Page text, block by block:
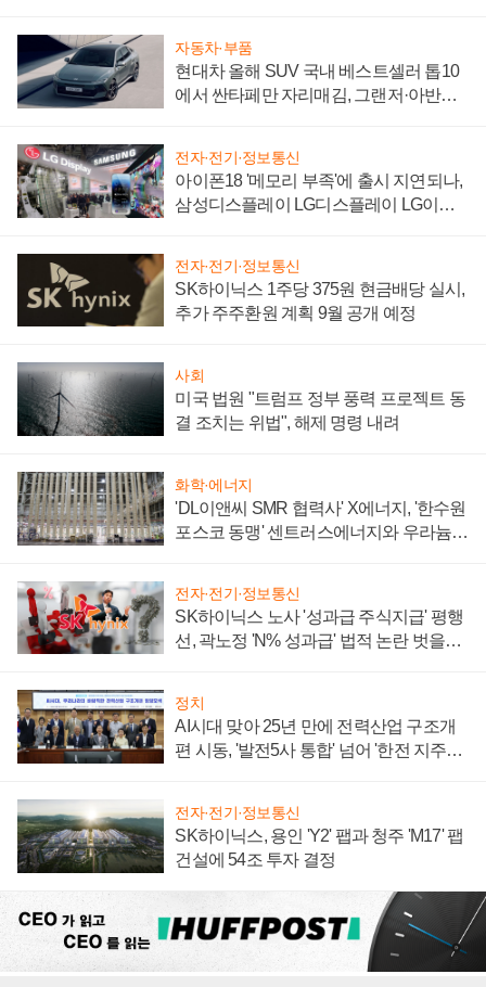
자동차·부품
현대차 올해 SUV 국내 베스트셀러 톱10
에서 싼타페만 자리매김, 그랜저·아반떼
전자·전기·정보통신
아이폰18 '메모리 부족'에 출시 지연되나,
삼성디스플레이 LG디스플레이 LG이노
전자·전기·정보통신
SK하이닉스 1주당 375원 현금배당 실시,
추가 주주환원 계획 9월 공개 예정
사회
미국 법원 "트럼프 정부 풍력 프로젝트 동
결 조치는 위법", 해제 명령 내려
화학·에너지
'DL이앤씨 SMR 협력사' X에너지, '한수원
포스코 동맹' 센트러스에너지와 우라늄
전자·전기·정보통신
SK하이닉스 노사 '성과급 주식지급' 평행
선, 곽노정 'N% 성과급' 법적 논란 벗을지
정치
AI시대 맞아 25년 만에 전력산업 구조개
편 시동, '발전5사 통합' 넘어 '한전 지주사'
전자·전기·정보통신
SK하이닉스, 용인 'Y2' 팹과 청주 'M17' 팹
건설에 54조 투자 결정